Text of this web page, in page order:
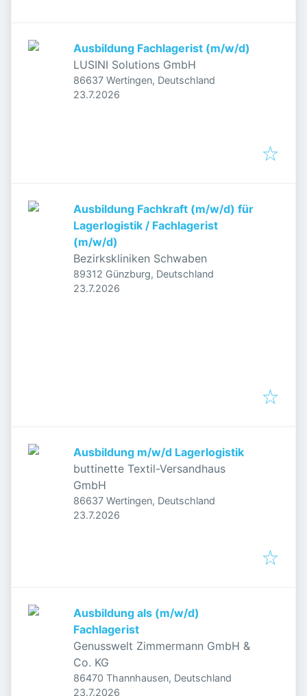
Ausbildung Fachlagerist (m/w/d)
LUSINI Solutions GmbH
86637 Wertingen, Deutschland
Veröffentlicht
23.7.2026
Ausbildung Fachkraft (m/w/d) für
Lagerlogistik / Fachlagerist
(m/w/d)
Bezirkskliniken Schwaben
89312 Günzburg, Deutschland
Veröffentlicht
23.7.2026
Ausbildung m/w/d Lagerlogistik
buttinette Textil-Versandhaus
GmbH
86637 Wertingen, Deutschland
Veröffentlicht
23.7.2026
Ausbildung als (m/w/d)
Fachlagerist
Genusswelt Zimmermann GmbH &
Co. KG
86470 Thannhausen, Deutschland
Veröffentlicht
23.7.2026